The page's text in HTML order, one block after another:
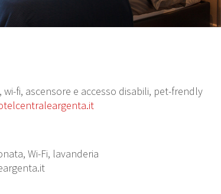
fi, ascensore e accesso disabili, pet-frendly
Wi-Fi, lavanderia